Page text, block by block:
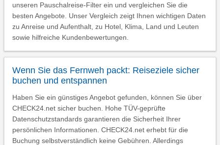
unseren Pauschalreise-Filter ein und vergleichen Sie die
besten Angebote. Unser Vergleich zeigt Ihnen wichtigen Daten
zu Anreise und Aufenthalt, zu Hotel, Klima, Land und Leuten
sowie hilfreiche Kundenbewertungen.
Wenn Sie das Fernweh packt: Reiseziele sicher
buchen und entspannen
Haben Sie ein günstiges Angebot gefunden, können Sie über
CHECK24.net sicher buchen. Hohe TÜV-geprüfte
Datenschutzstandards garantieren die Sicherheit Ihrer
persönlichen Informationen. CHECK24.net erhebt für die
Buchung selbstverständlich keine Gebühren. Allerdings